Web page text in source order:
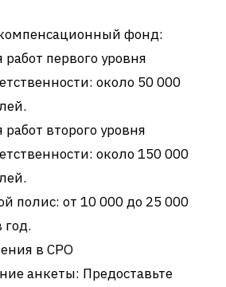
фонд:
первого уровня
около 50 000
второго уровня
около 150 000
полис: от 10 000 до 25 000
год.
в СРО
анкеты: Предоставьте